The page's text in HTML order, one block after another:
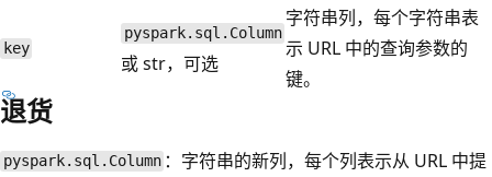
key
pyspark.sql.Column
或 str，可选
字符串列，每个字符串表
示 URL 中的查询参数的
键。
退货
pyspark.sql.Column ：字符串的新列，每个列表示从 URL 中提